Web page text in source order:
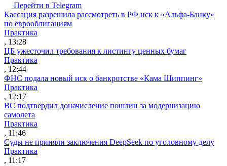
Перейти в Telegram
Кассация разрешила рассмотреть в РФ иск к «Альфа-Банку»
по еврооблигациям
Практика
, 13:28
ЦБ ужесточил требования к листингу ценных бумаг
Практика
, 12:44
ФНС подала новый иск о банкротстве «Кама Шиппинг»
Практика
, 12:17
ВС подтвердил доначисление пошлин за модернизацию
самолета
Практика
, 11:46
Суды не приняли заключения DeepSeek по уголовному делу
Практика
, 11:17